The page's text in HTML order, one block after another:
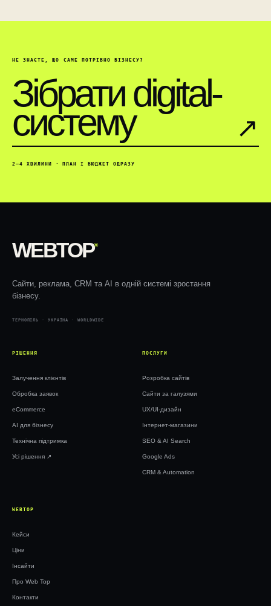
НЕ ЗНАЄТЕ, ЩО САМЕ ПОТРІБНО БІЗНЕСУ?
Зібрати digital-
систему ↗︎
2–4 ХВИЛИНИ · ПЛАН І БЮДЖЕТ ОДРАЗУ
WEBTOP®
Сайти, реклама, CRM та AI в одній системі зростання
бізнесу.
ТЕРНОПІЛЬ · УКРАЇНА · WORLDWIDE
РІШЕННЯ
Залучення клієнтів
Обробка заявок
eCommerce
AI для бізнесу
Технічна підтримка
Усі рішення ↗︎
ПОСЛУГИ
Розробка сайтів
Сайти за галузями
UX/UI-дизайн
Інтернет-магазини
SEO & AI Search
Google Ads
CRM & Automation
WEBTOP
Кейси
Ціни
Інсайти
Про Web Top
Контакти